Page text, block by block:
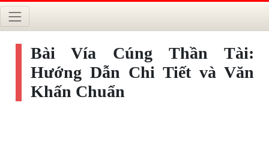
Bài Vía Cúng Thần Tài:
Hướng Dẫn Chi Tiết và Văn
Khấn Chuẩn